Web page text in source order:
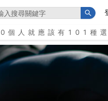
個人就應該有101種選